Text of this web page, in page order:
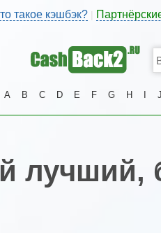
такое кэшбэк?
A B C D E F G H
лучший,